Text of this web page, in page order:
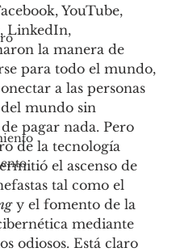
YouTube,
LinkedIn,
la manera de
para todo el mundo,
a las personas
mundo sin
pagar nada. Pero
de la tecnología
el ascenso de
tal como el
y el fomento de la
mediante
odiosos. Está claro